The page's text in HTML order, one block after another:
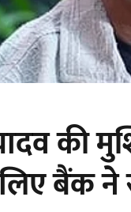
की
बैंक ने